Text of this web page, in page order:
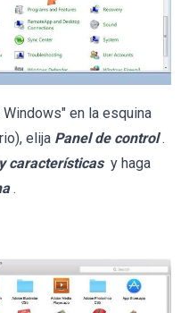
en la esquina
elija Panel de control .
características y haga
.